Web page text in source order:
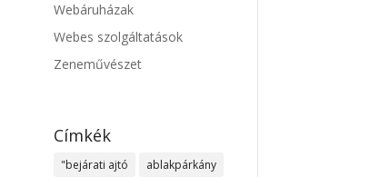
Webáruházak
Webes szolgáltatások
Zeneművészet
Címkék
"bejárati ajtó
ablakpárkány